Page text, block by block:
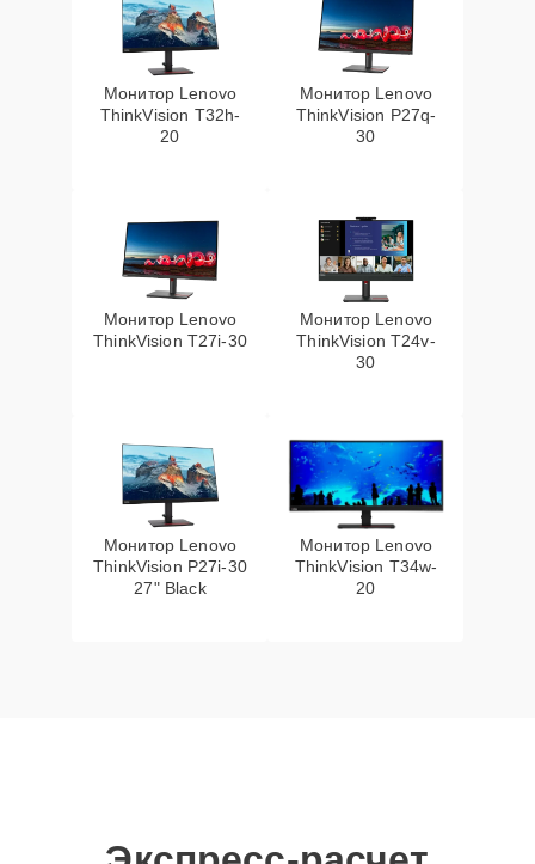
Монитор Lenovo
ThinkVision T32h-
20
Монитор Lenovo
ThinkVision P27q-
30
Монитор Lenovo
ThinkVision T27i-30
Монитор Lenovo
ThinkVision T24v-
30
Монитор Lenovo
ThinkVision P27i-30
27" Black
Монитор Lenovo
ThinkVision T34w-
20